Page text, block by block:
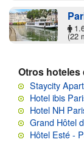
(22
Otros hoteles
Staycity
Hotel ibis
Hotel NH
Grand Hôtel
Hôtel Esté -